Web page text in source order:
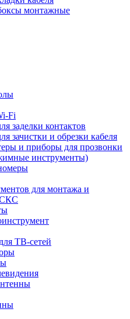
монтажные
Fi
заделки контактов
зачистки и обрезки кабеля
и приборы для прозвонки
инструменты)
для монтажа и
СКС
ТВ-сетей